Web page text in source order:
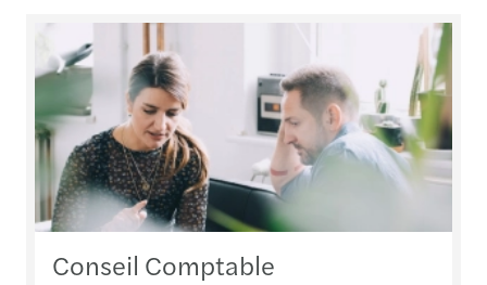
Conseil Comptable